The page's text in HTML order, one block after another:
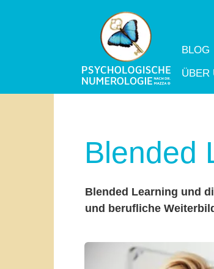
BLOG
ÜBER
Blended
Blended Learning und
und berufliche